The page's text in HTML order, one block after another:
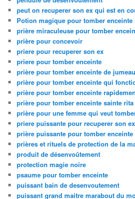
peut on recuperer son ex qui est en
Potion magique pour tomber enceinte
prière miraculeuse pour tomber
prière pour concevoir
priere pour recuperer son ex
priere pour tomber enceinte
prière pour tomber enceinte de
prière pour tomber enceinte qui
prière pour tomber enceinte
prière pour tomber enceinte sainte rita
prière pour une femme qui veut
priere puissante pour recuperer son ex
prière puissante pour tomber enceinte
prières et rituels de protection de la
produit de désenvoûtement
protection magie noire
psaume pour tomber enceinte
puissant bain de desenvoutement
puissant grand maitre marabout du